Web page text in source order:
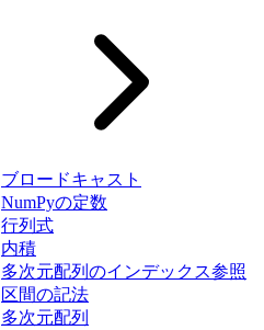
ブロードキャスト
NumPyの定数
行列式
内積
多次元配列のインデックス参照
区間の記法
多次元配列